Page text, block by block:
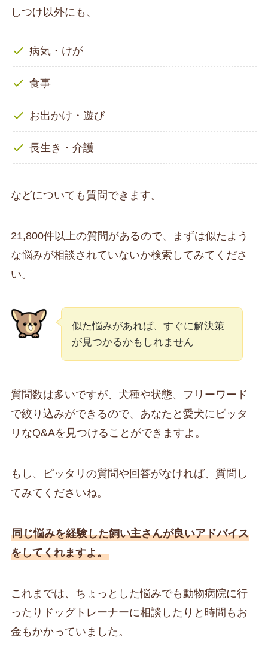
しつけ以外にも、
病気・けが
食事
お出かけ・遊び
長生き・介護
などについても質問できます。
21,800件以上の質問があるので、まずは似たよう
な悩みが相談されていないか検索してみてくださ
い。
似た悩みがあれば、すぐに解決策
が見つかるかもしれません
質問数は多いですが、犬種や状態、フリーワード
で絞り込みができるので、あなたと愛犬にピッタ
リなQ&Aを見つけることができますよ。
もし、ピッタリの質問や回答がなければ、質問し
てみてくださいね。
同じ悩みを経験した飼い主さんが良いアドバイス
をしてくれますよ。
これまでは、ちょっとした悩みでも動物病院に行
ったりドッグトレーナーに相談したりと時間もお
金もかかっていました。